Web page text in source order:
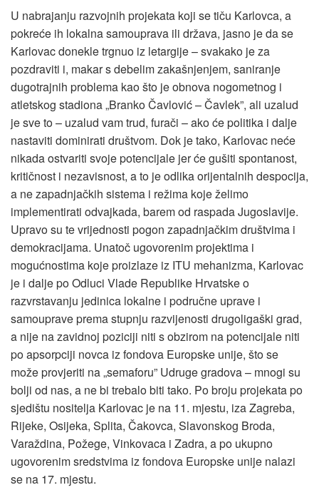
U nabrajanju razvojnih projekata koji se tiču Karlovca, a
pokreće ih lokalna samouprava ili država, jasno je da se
Karlovac donekle trgnuo iz letargije – svakako je za
pozdraviti i, makar s debelim zakašnjenjem, saniranje
dugotrajnih problema kao što je obnova nogometnog i
atletskog stadiona „Branko Čavlović – Čavlek”, ali uzalud
je sve to – uzalud vam trud, furači – ako će politika i dalje
nastaviti dominirati društvom. Dok je tako, Karlovac neće
nikada ostvariti svoje potencijale jer će gušiti spontanost,
kritičnost i nezavisnost, a to je odlika orijentalnih despocija,
a ne zapadnjačkih sistema i režima koje želimo
implementirati odvajkada, barem od raspada Jugoslavije.
Upravo su te vrijednosti pogon zapadnjačkim društvima i
demokracijama. Unatoč ugovorenim projektima i
mogućnostima koje proizlaze iz ITU mehanizma, Karlovac
je i dalje po Odluci Vlade Republike Hrvatske o
razvrstavanju jedinica lokalne i područne uprave i
samouprave prema stupnju razvijenosti drugoligaški grad,
a nije na zavidnoj poziciji niti s obzirom na potencijale niti
po apsorpciji novca iz fondova Europske unije, što se
može provjeriti na „semaforu” Udruge gradova – mnogi su
bolji od nas, a ne bi trebalo biti tako. Po broju projekata po
sjedištu nositelja Karlovac je na 11. mjestu, iza Zagreba,
Rijeke, Osijeka, Splita, Čakovca, Slavonskog Broda,
Varaždina, Požege, Vinkovaca i Zadra, a po ukupno
ugovorenim sredstvima iz fondova Europske unije nalazi
se na 17. mjestu.